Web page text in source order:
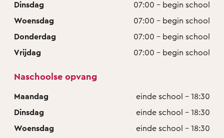
Dinsdag
07:00 - begin school
Woensdag
07:00 - begin school
Donderdag
07:00 - begin school
Vrijdag
07:00 - begin school
Naschoolse opvang
Maandag
einde school - 18:30
Dinsdag
einde school - 18:30
Woensdag
einde school - 18:30